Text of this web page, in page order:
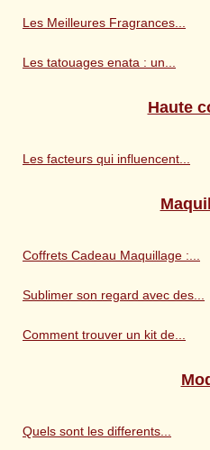
Les Meilleures Fragrances...
Les tatouages enata : un...
Haute
Les facteurs qui influencent...
Coffrets Cadeau Maquillage :...
Sublimer son regard avec des...
Comment trouver un kit de...
Quels sont les differents...